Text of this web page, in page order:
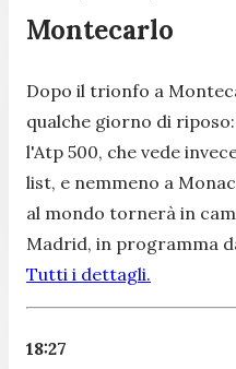
Montecarlo
Dopo il trionfo a
qualche giorno di
l'Atp 500, che vede
list, e nemmeno a
al mondo tornerà in
Madrid, in programma
Tutti i dettagli.
18:27